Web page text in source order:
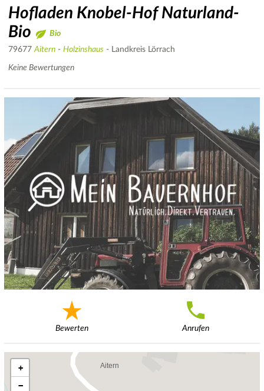
Hofladen Knobel-Hof Naturland-
Bio
Bio
79677Aitern - Holzinshaus - Landkreis Lörrach
Keine Bewertungen
Bewerten Anrufen
+
−